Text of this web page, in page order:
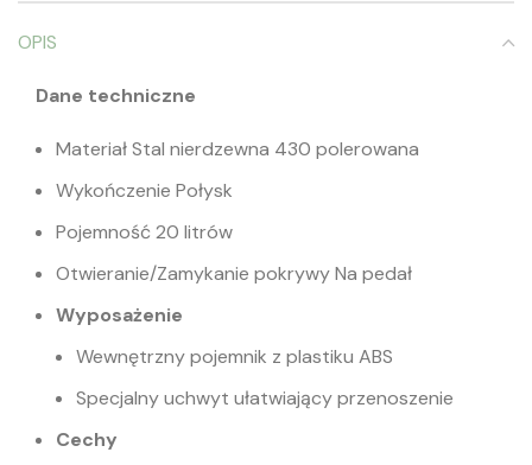
OPIS
Dane techniczne
Materiał Stal nierdzewna 430 polerowana
Wykończenie Połysk
Pojemność 20 litrów
Otwieranie/Zamykanie pokrywy Na pedał
Wyposażenie
Wewnętrzny pojemnik z plastiku ABS
Specjalny uchwyt ułatwiający przenoszenie
Cechy